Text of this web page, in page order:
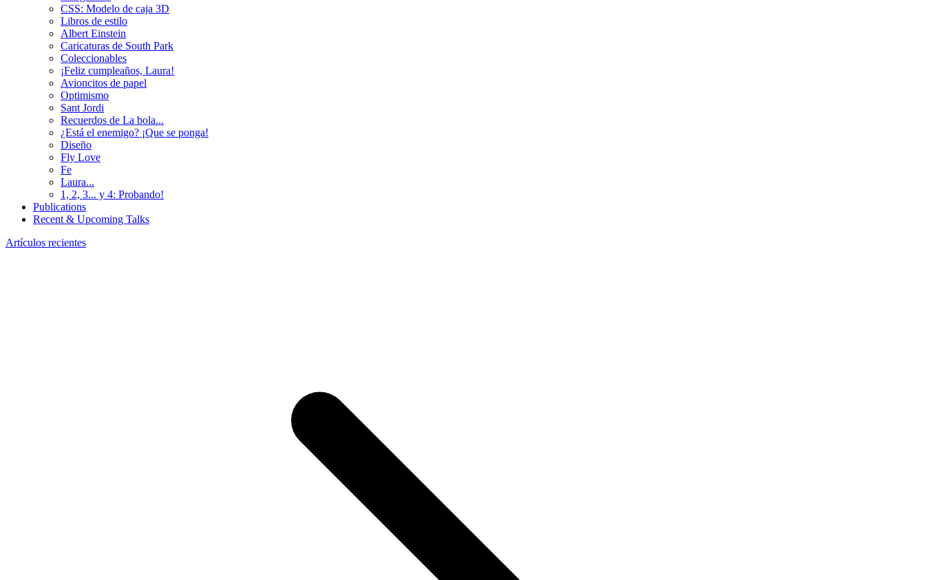
CSS: Modelo de caja 3D
Libros de estilo
Albert Einstein
Caricaturas de South Park
Coleccionables
¡Feliz cumpleaños, Laura!
Avioncitos de papel
Optimismo
Sant Jordi
Recuerdos de La bola...
¿Está el enemigo? ¡Que se ponga!
Diseño
Fly Love
Fe
Laura...
1, 2, 3... y 4: Probando!
Publications
Recent & Upcoming Talks
Artículos recientes